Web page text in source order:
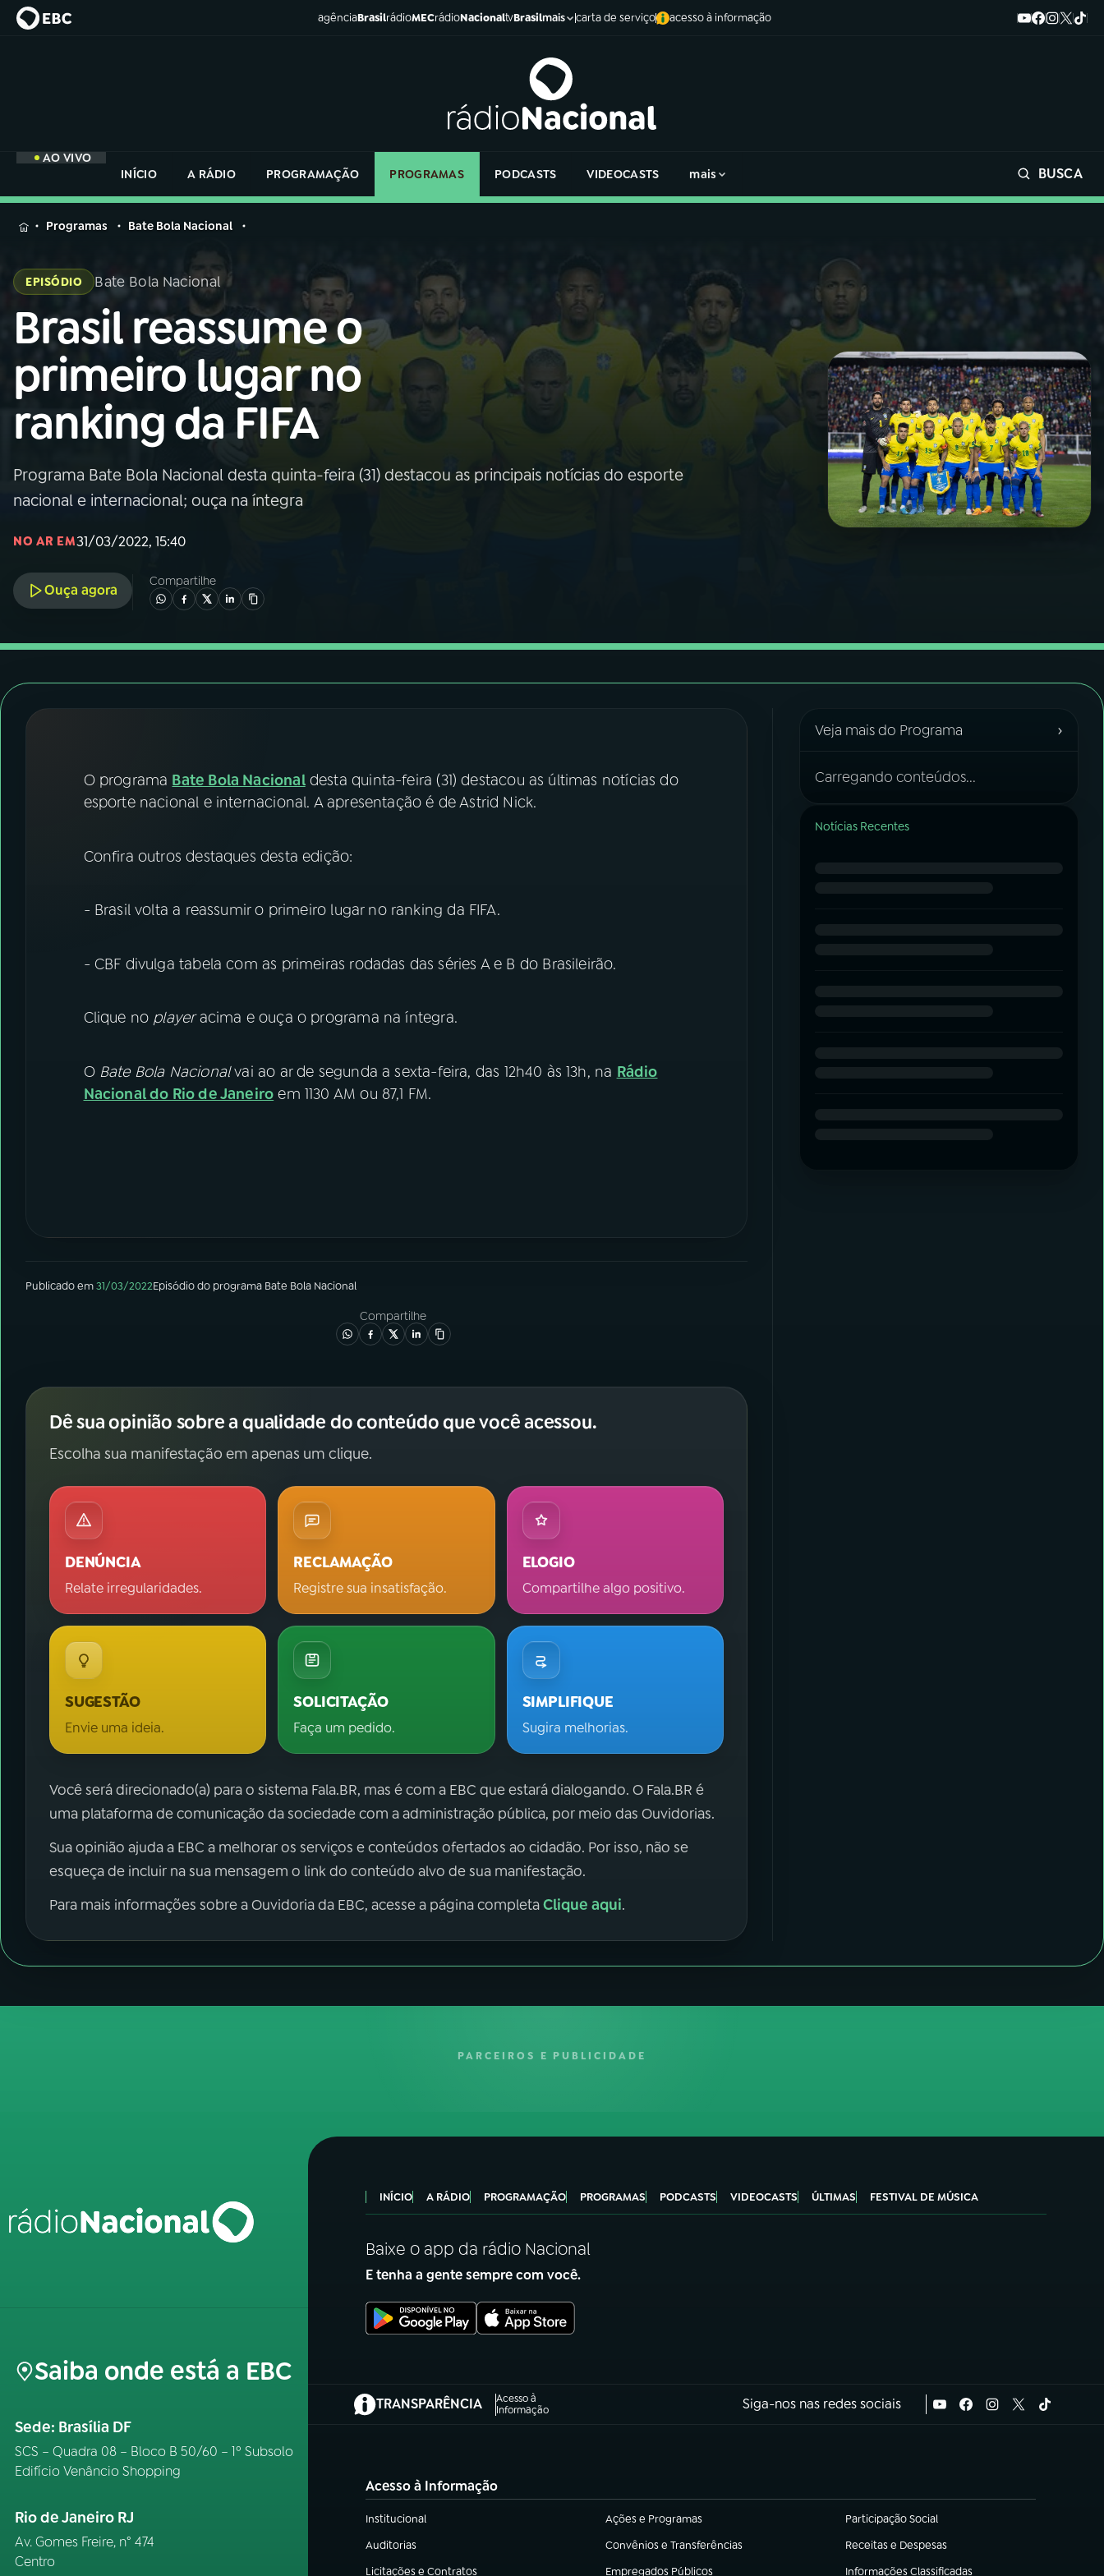
agênciaBrasilrádioMECrádioNacionaltvBrasilmais carta de serviço acesso à informação
AO VIVO
INÍCIO
A RÁDIO PROGRAMAÇÃO PROGRAMAS PODCASTS VIDEOCASTS mais BUSCA
MENU
Buscar
na
Rádio
Nacional
AO VIVO
01INÍCIO
A RÁDIO
04PROGRAMAS
06VIDEOCASTS
FESTIVAL DE MÚSICA
na
Rádio
Programas Bate Bola Nacional
EPISÓDIO Bate Bola Nacional
Brasil reassume o
primeiro lugar no
ranking da FIFA
Programa Bate Bola Nacional desta quinta-feira (31) destacou as principais notícias do esporte
nacional e internacional; ouça na íntegra
NO AR EM31/03/2022, 15:40
Ouça agora
Compartilhe
O programa Bate Bola Nacional desta quinta-feira (31) destacou as últimas notícias do
esporte nacional e internacional. A apresentação é de Astrid Nick.
Confira outros destaques desta edição:
- Brasil volta a reassumir o primeiro lugar no ranking da FIFA.
- CBF divulga tabela com as primeiras rodadas das séries A e B do Brasileirão.
Clique no playeracima e ouça o programa na íntegra.
O Bate Bola Nacionalvai ao ar de segunda a sexta-feira, das 12h40 às 13h, na Rádio
Nacional do Rio de Janeiro em 1130 AM ou 87,1 FM.
Publicado em31/03/2022Episódiodo programa Bate Bola Nacional
Compartilhe
Dê sua opinião sobre a qualidade do conteúdo que você acessou.
Escolha sua manifestação em apenas um clique.
DENÚNCIA
Relate irregularidades.
RECLAMAÇÃO
Registre sua insatisfação.
ELOGIO
Compartilhe algo positivo.
SUGESTÃO
Envie uma ideia.
SOLICITAÇÃO
Faça um pedido.
SIMPLIFIQUE
Sugira melhorias.
Você será direcionado(a) para o sistema Fala.BR, mas é com a EBC que estará dialogando. O Fala.BR é
uma plataforma de comunicação da sociedade com a administração pública, por meio das Ouvidorias.
Sua opinião ajuda a EBC a melhorar os serviços e conteúdos ofertados ao cidadão. Por isso, não se
esqueça de incluir na sua mensagem o link do conteúdo alvo de sua manifestação.
Para mais informações sobre a Ouvidoria da EBC, acesse a página completaClique aqui.
Veja mais do Programa ›
Carregando conteúdos...
Notícias Recentes
PARCEIROS E PUBLICIDADE
Saiba onde está a EBC
Sede: Brasília DF
SCS – Quadra 08 – Bloco B 50/60 – 1º Subsolo
Edifício Venâncio Shopping
Rio de Janeiro RJ
Av. Gomes Freire, n° 474
Centro
INÍCIO A RÁDIO PROGRAMAÇÃO PROGRAMAS PODCASTS VIDEOCASTS ÚLTIMAS FESTIVAL DE MÚSICA
Baixe o app da rádio Nacional
E tenha a gente sempre com você.
TRANSPARÊNCIA
Acesso à
Informação
(abre em nova aba) Siga-nos nas redes sociais
Acesso à Informação
Institucional
(abre em nova aba) Ações e Programas
(abre em nova aba) Participação Social
(abre em nova aba)
Auditorias
(abre em nova aba) Convênios e Transferências
(abre em nova aba) Receitas e Despesas
(abre em nova aba)
Licitações e Contratos
Empregados Públicos Informações Classificadas